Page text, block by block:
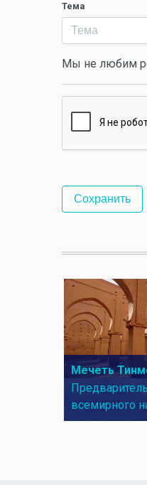
Тема
Мы не любим
Мечеть
всемирного